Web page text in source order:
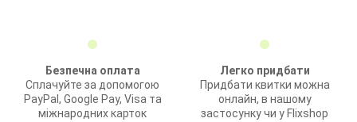
Безпечна оплата
Сплачуйте за допомогою
PayPal, Google Pay, Visa та
міжнародних карток
Легко придбати
Придбати квитки можна
онлайн, в нашому
застосунку чи у Flixshop